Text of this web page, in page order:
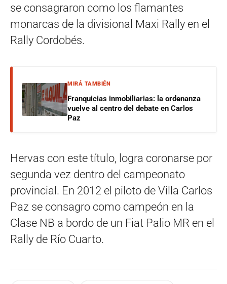
se consagraron como los flamantes
monarcas de la divisional Maxi Rally en el
Rally Cordobés.
MIRÁ TAMBIÉN
Franquicias inmobiliarias: la ordenanza
vuelve al centro del debate en Carlos
Paz
Hervas con este título, logra coronarse por
segunda vez dentro del campeonato
provincial. En 2012 el piloto de Villa Carlos
Paz se consagro como campeón en la
Clase NB a bordo de un Fiat Palio MR en el
Rally de Río Cuarto.